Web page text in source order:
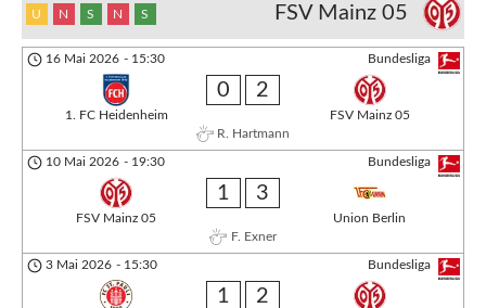
FSV Mainz 05
U N S N S
Bundesliga
16 Mai 2026 - 15:30
1. FC Heidenheim
0 2
FSV Mainz 05
R. Hartmann
Bundesliga
10 Mai 2026 - 19:30
FSV Mainz 05
1 3
Union Berlin
F. Exner
Bundesliga
3 Mai 2026 - 15:30
1 2